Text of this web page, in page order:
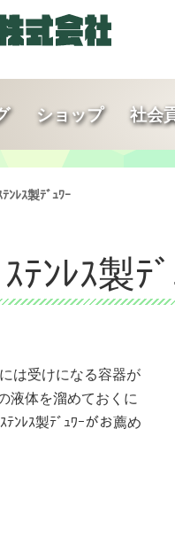
ショップ 社会
ﾚｽ製ﾃﾞｭﾜｰ
ﾝﾚｽ製ﾃ
は受けになる容器が
液体を溜めておくに
ﾝﾚｽ製ﾃﾞｭﾜｰがお薦め